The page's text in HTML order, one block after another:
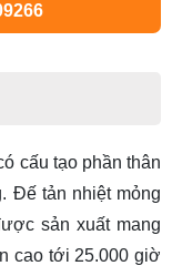
cấu tạo phần thân
Đế tản nhiệt mỏng
sản xuất mang
cao tới 25.000 giờ